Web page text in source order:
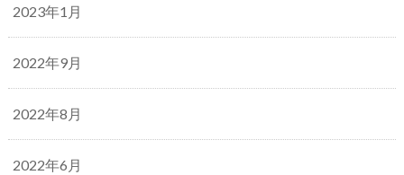
2023年1月
2022年9月
2022年8月
2022年6月